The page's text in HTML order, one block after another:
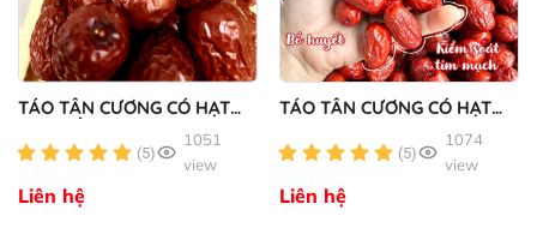
TÁO TÂN CƯƠNG CÓ HẠT
(5)
1051
view
Liên hệ
TÁO TÂN CƯƠNG CÓ HẠT
(5)
1074
view
Liên hệ